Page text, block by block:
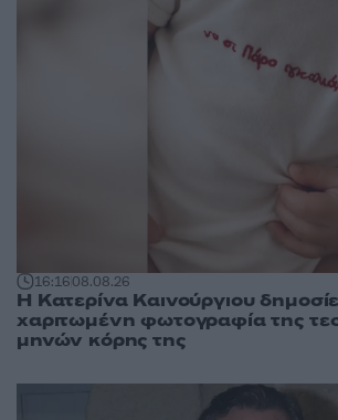
16:1608.08.26
Η Κατερίνα Καινούργιου
χαριτωμένη φωτογραφία της
μηνών κόρης της